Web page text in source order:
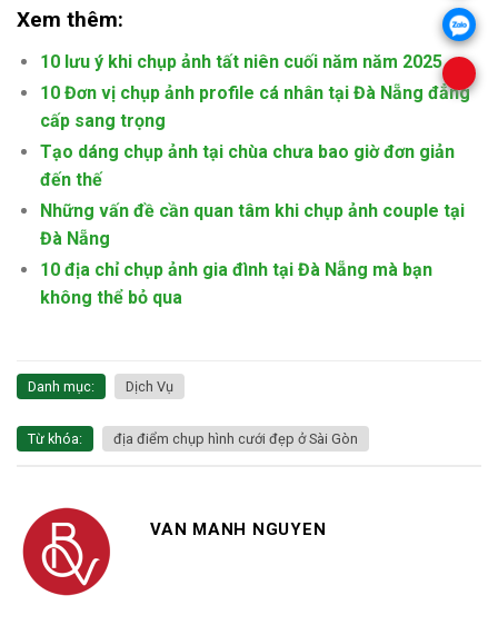
Xem thêm:
10 lưu ý khi chụp ảnh tất niên cuối năm năm 2025
10 Đơn vị chụp ảnh profile cá nhân tại Đà Nẵng đẳng
cấp sang trọng
Tạo dáng chụp ảnh tại chùa chưa bao giờ đơn giản
đến thế
Những vấn đề cần quan tâm khi chụp ảnh couple tại
Đà Nẵng
10 địa chỉ chụp ảnh gia đình tại Đà Nẵng mà bạn
không thể bỏ qua
Danh mục: Dịch Vụ
Từ khóa: địa điểm chụp hình cưới đẹp ở Sài Gòn
VAN MANH NGUYEN